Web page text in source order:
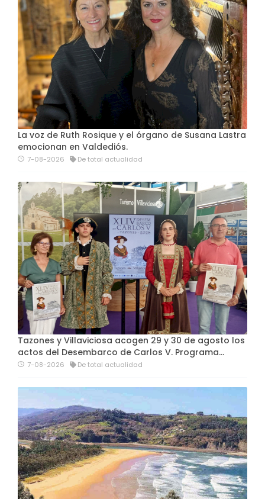
La voz de Ruth Rosique y el órgano de Susana Lastra
emocionan en Valdediós.
7-08-2026 De total actualidad
Tazones y Villaviciosa acogen 29 y 30 de agosto los
actos del Desembarco de Carlos V. Programa…
7-08-2026 De total actualidad